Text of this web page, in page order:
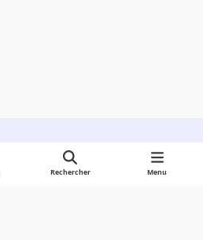
Rechercher Menu